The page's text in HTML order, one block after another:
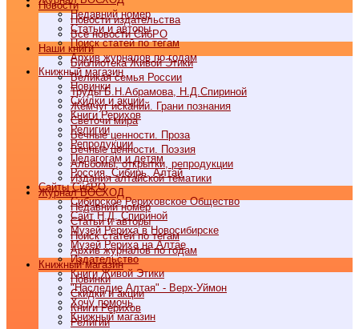
Недавний номер
Статьи и авторы
Поиск статей по тегам
Архив журналов по годам
Книжный магазин
Новинки
Скидки и акции
Книги Рерихов
Религии
Репродукции
Педагогам и детям
Россия, Сибирь, Алтай
Cайты СибРО
Сибирское Рериховское Общество
Сайт Н.Д. Спириной
Музей Рериха в Новосибирске
Музей Рериха на Алтае
Издательство
Книги Живой Этики
"Наследие Алтая" - Верх-Уймон
Хочу помочь
Книжный магазин
Новости
Новости издательства
Все новости СибРО
Наши книги
Библиотека Живой Этики
Великая семья России
Труды Б.Н.Абрамова, Н.Д.Спириной
Жемчуг исканий. Грани познания
Светочи мира
Вечные ценности. Проза
Вечные ценности. Поэзия
Альбомы, открытки, репродукции
Издания алтайской тематики
Журнал ВОСХОД
Недавний номер
Статьи и авторы
Поиск статей по тегам
Архив журналов по годам
Книжный магазин
Новинки
Скидки и акции
Книги Рерихов
Религии